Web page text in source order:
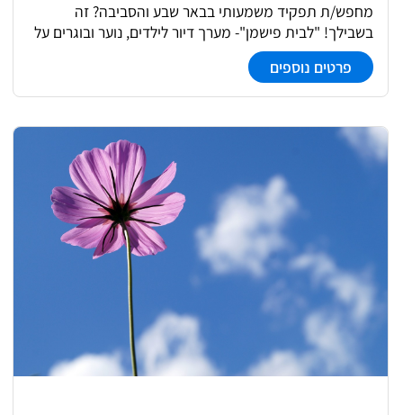
מחפש/ת תפקיד משמעותי בבאר שבע והסביבה? זה
בשבילך! "לבית פישמן"- מערך דיור לילדים, נוער ובוגרים על
הרצף האוטיסטי דרוש/ה רכז/ת עם לב גדול ונוכחות מובילה.
מה בתפקיד? * ניהול אשכול: קליטת דיירים, ליווי הורים,
ועדות וישיבות תל"א. * ניהול צוות מדריכים: ישיבות צוות
טיפול. * משרה מלאה, א’-ה’, זמינות ליומיים בשבוע בשעות
אחר הצהריים. תנאים: משרה מלאה אפשרויות קידום ופיתוח
בחברה סבסוד לימודים המלצה לתואר שני ועוד!
פרטים נוספים